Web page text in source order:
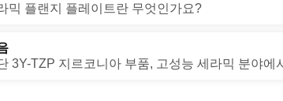
믹 플랜지 플레이트란 무엇인가요?
3Y-TZP 지르코니아 부품, 고성능 세라믹 분야에